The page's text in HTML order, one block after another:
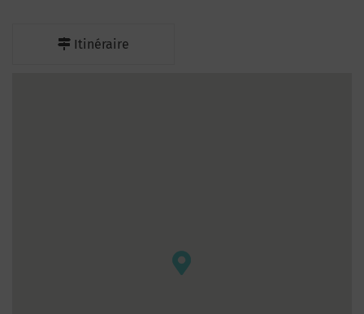
Itinéraire